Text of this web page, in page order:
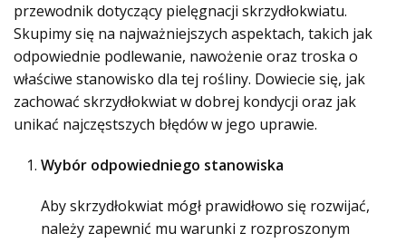
przewodnik dotyczący pielęgnacji skrzydłokwiatu.
Skupimy się na najważniejszych aspektach, takich jak
odpowiednie podlewanie, nawożenie oraz troska o
właściwe stanowisko dla tej rośliny. Dowiecie się, jak
zachować skrzydłokwiat w dobrej kondycji oraz jak
unikać najczęstszych błędów w jego uprawie.
Wybór odpowiedniego stanowiska
Aby skrzydłokwiat mógł prawidłowo się rozwijać,
należy zapewnić mu warunki z rozproszonym